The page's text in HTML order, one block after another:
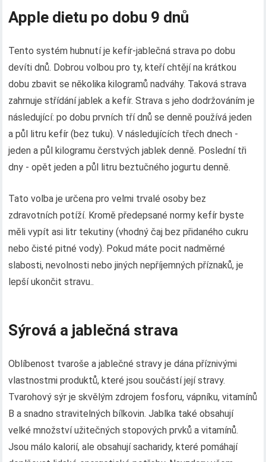
Apple dietu po dobu 9 dnů
Tento systém hubnutí je kefír-jablečná strava po dobu
devíti dnů. Dobrou volbou pro ty, kteří chtějí na krátkou
dobu zbavit se několika kilogramů nadváhy. Taková strava
zahrnuje střídání jablek a kefír. Strava s jeho dodržováním je
následující: po dobu prvních tří dnů se denně používá jeden
a půl litru kefír (bez tuku). V následujících třech dnech -
jeden a půl kilogramu čerstvých jablek denně. Poslední tři
dny - opět jeden a půl litru beztučného jogurtu denně.
Tato volba je určena pro velmi trvalé osoby bez
zdravotních potíží. Kromě předepsané normy kefír byste
měli vypít asi litr tekutiny (vhodný čaj bez přidaného cukru
nebo čisté pitné vody). Pokud máte pocit nadměrné
slabosti, nevolnosti nebo jiných nepříjemných příznaků, je
lepší ukončit stravu..
Sýrová a jablečná strava
Oblíbenost tvaroše a jablečné stravy je dána příznivými
vlastnostmi produktů, které jsou součástí její stravy.
Tvarohový sýr je skvělým zdrojem fosforu, vápníku, vitamínů
B a snadno stravitelných bílkovin. Jablka také obsahují
velké množství užitečných stopových prvků a vitamínů.
Jsou málo kalorií, ale obsahují sacharidy, které pomáhají